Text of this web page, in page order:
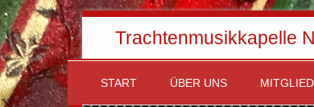
Trachtenmusikkapelle
START ÜBER UNS